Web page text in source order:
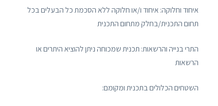
איחוד וחלוקה: איחוד ו/או חלוקה ללא הסכמת כל הבעלים בכל
תחום התכנית/בחלק מתחום התכנית
התרי בנייה והרשאות: תכנית שמכוחה ניתן להוציא היתרים או
הרשאות
השטחים הכלולים בתכנית ומקומם: